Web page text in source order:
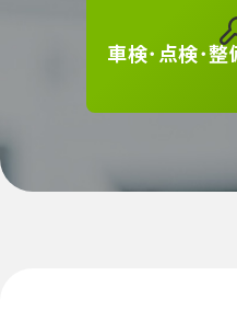
車検･点検･整